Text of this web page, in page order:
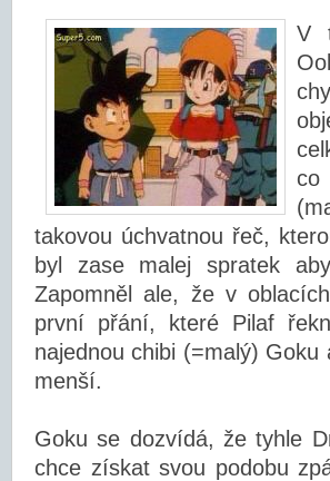
V
co
takovou úchvatnou řeč,
byl zase malej spratek
Zapomněl ale, že v
první přání, které Pilaf
najednou chibi (=malý)
menší.
Goku se dozvídá, že tyhle
chce získat svou podobu